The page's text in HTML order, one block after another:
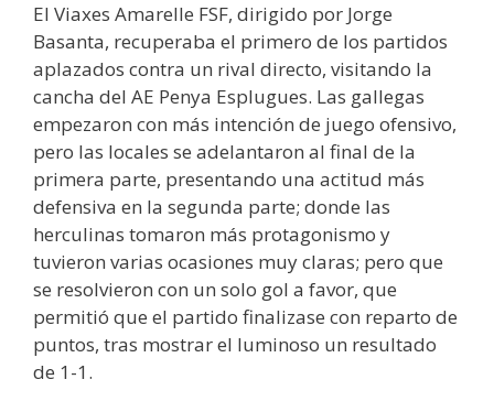
El Viaxes Amarelle FSF, dirigido por Jorge
Basanta, recuperaba el primero de los partidos
aplazados contra un rival directo, visitando la
cancha del AE Penya Esplugues. Las gallegas
empezaron con más intención de juego ofensivo,
pero las locales se adelantaron al final de la
primera parte, presentando una actitud más
defensiva en la segunda parte; donde las
herculinas tomaron más protagonismo y
tuvieron varias ocasiones muy claras; pero que
se resolvieron con un solo gol a favor, que
permitió que el partido finalizase con reparto de
puntos, tras mostrar el luminoso un resultado
de 1-1.